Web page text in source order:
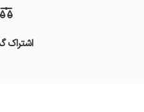
اشتراک